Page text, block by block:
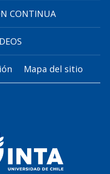
CONTINUA
Mapa del sitio